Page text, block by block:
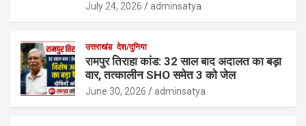
July 24, 2026 adminsatya
उत्तराखंड देश/दुनिया
रामपुर तिराहा कांड: 32 साल बाद अदालत का बड़ा
वार, तत्कालीन SHO समेत 3 को जेल
June 30, 2026 adminsatya